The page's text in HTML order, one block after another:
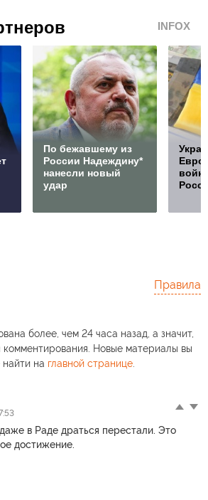
INFOX
По бежавшему из
России Надеждину*
нанесли новый
удар
Правила
более, чем 24 часа назад, а значит,
комментирования. Новые материалы вы
на главной странице.
в Раде драться перестали. Это
достижение.